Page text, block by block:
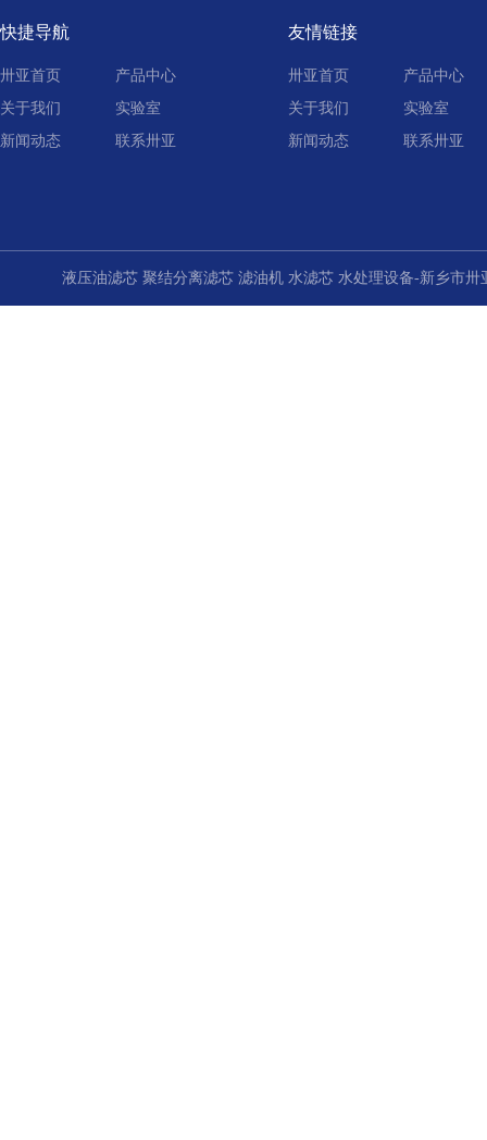
快捷导航
卅亚首页
产品中心
关于我们
实验室
新闻动态
联系卅亚
友情链接
卅亚首页
产品中心
关于我们
实验室
新闻动态
联系卅亚
液压油滤芯 聚结分离滤芯 滤油机 水滤芯 水处理设备-新乡